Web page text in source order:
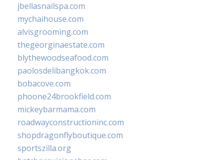
jbellasnailspa.com
mychaihouse.com
alvisgrooming.com
thegeorginaestate.com
blythewoodseafood.com
paolosdelibangkok.com
bobacove.com
phoone24brookfield.com
mickeybarmama.com
roadwayconstructioninc.com
shopdragonflyboutique.com
sportszilla.org